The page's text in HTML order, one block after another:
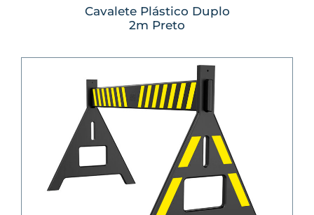
Cavalete Plástico Duplo
2m Preto